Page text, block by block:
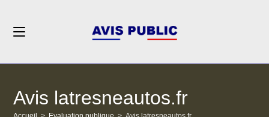
content
Avis latresneautos.fr